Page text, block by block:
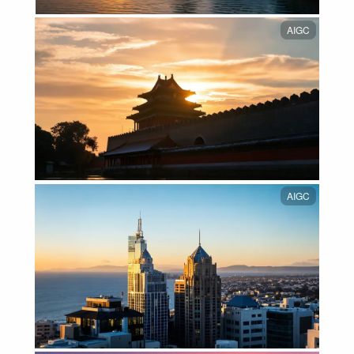
AIGC
AIGC